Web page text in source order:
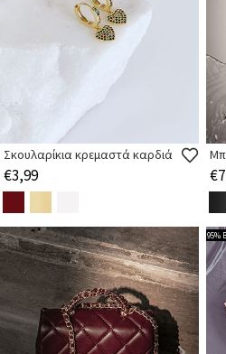
Σκουλαρίκια κρεμαστά καρδιά
€3,99
95%